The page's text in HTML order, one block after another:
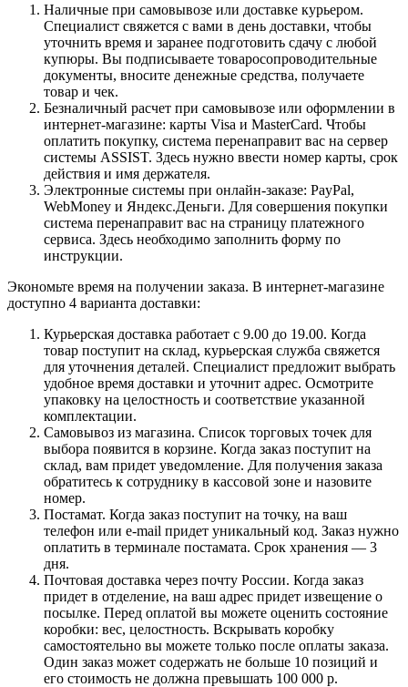
Наличные при самовывозе или доставке курьером.
Специалист свяжется с вами в день доставки, чтобы
уточнить время и заранее подготовить сдачу с любой
купюры. Вы подписываете товаросопроводительные
документы, вносите денежные средства, получаете
товар и чек.
Безналичный расчет при самовывозе или оформлении в
интернет-магазине: карты Visa и MasterCard. Чтобы
оплатить покупку, система перенаправит вас на сервер
системы ASSIST. Здесь нужно ввести номер карты, срок
действия и имя держателя.
Электронные системы при онлайн-заказе: PayPal,
WebMoney и Яндекс.Деньги. Для совершения покупки
система перенаправит вас на страницу платежного
сервиса. Здесь необходимо заполнить форму по
инструкции.
Экономьте время на получении заказа. В интернет-магазине
доступно 4 варианта доставки:
Курьерская доставка работает с 9.00 до 19.00. Когда
товар поступит на склад, курьерская служба свяжется
для уточнения деталей. Специалист предложит выбрать
удобное время доставки и уточнит адрес. Осмотрите
упаковку на целостность и соответствие указанной
комплектации.
Самовывоз из магазина. Список торговых точек для
выбора появится в корзине. Когда заказ поступит на
склад, вам придет уведомление. Для получения заказа
обратитесь к сотруднику в кассовой зоне и назовите
номер.
Постамат. Когда заказ поступит на точку, на ваш
телефон или e-mail придет уникальный код. Заказ нужно
оплатить в терминале постамата. Срок хранения — 3
дня.
Почтовая доставка через почту России. Когда заказ
придет в отделение, на ваш адрес придет извещение о
посылке. Перед оплатой вы можете оценить состояние
коробки: вес, целостность. Вскрывать коробку
самостоятельно вы можете только после оплаты заказа.
Один заказ может содержать не больше 10 позиций и
его стоимость не должна превышать 100 000 р.